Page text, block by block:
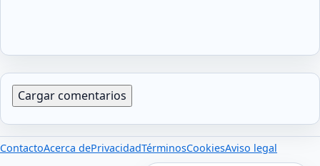
Cargar comentarios
ContactoAcerca dePrivacidadTérminosCookiesAviso legal